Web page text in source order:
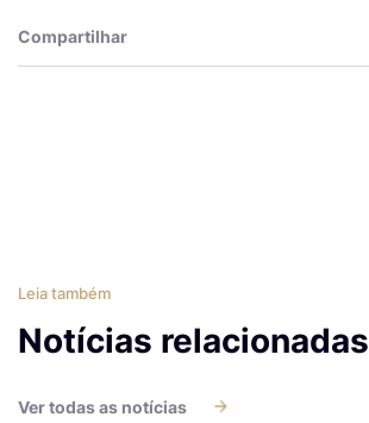
Compartilhar
Leia também
Notícias relacionadas
Ver todas as notícias